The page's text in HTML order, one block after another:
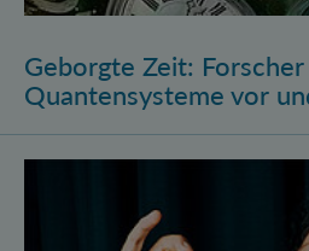
Geborgte Zeit:
Quantensysteme vor